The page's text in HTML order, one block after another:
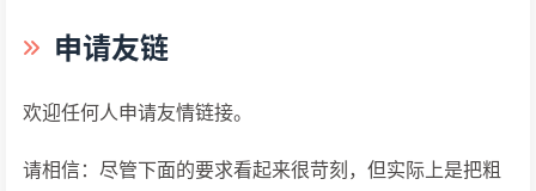
申请友链
欢迎任何人申请友情链接。
请相信：尽管下面的要求看起来很苛刻，但实际上是把粗